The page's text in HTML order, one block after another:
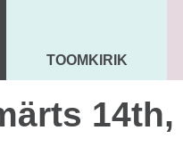
MAARJA KIRIK
TOOMKIRIK
14th,